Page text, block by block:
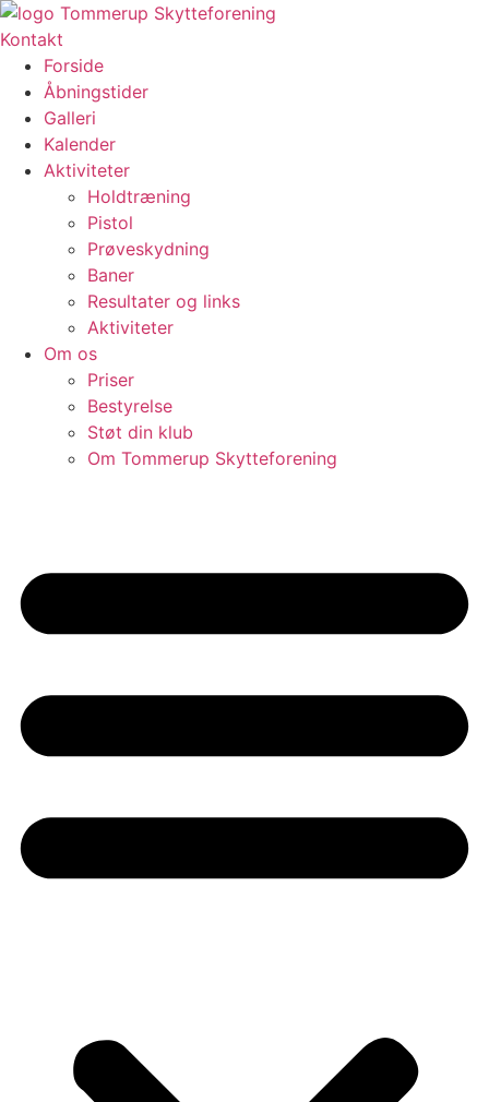
Videre
til
indhold
Kontakt
Forside
Åbningstider
Galleri
Kalender
Aktiviteter
Holdtræning
Pistol
Prøveskydning
Baner
Resultater og links
Aktiviteter
Om os
Priser
Bestyrelse
Støt din klub
Om Tommerup Skytteforening